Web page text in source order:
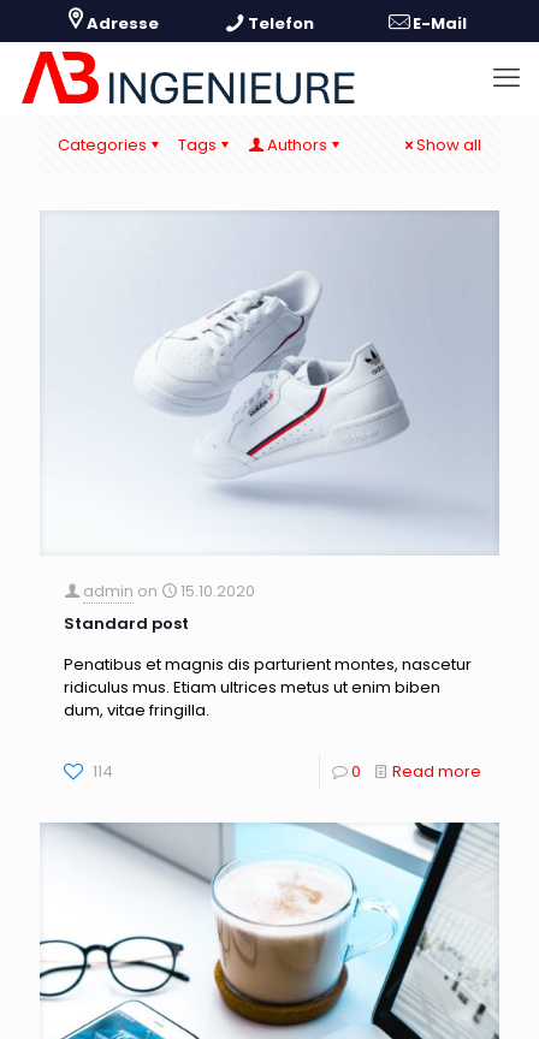
Categories Tags Authors Show all
admin on
15.10.2020
Standard post
Penatibus et magnis dis parturient montes, nascetur
ridiculus mus. Etiam ultrices metus ut enim biben
dum, vitae fringilla.
114 0 Read more